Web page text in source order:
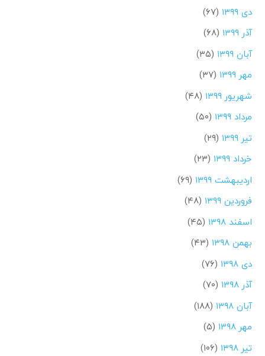
دی ۱۳۹۹
(۶۷)
آذر ۱۳۹۹
(۶۸)
آبان ۱۳۹۹
(۳۵)
مهر ۱۳۹۹
(۳۷)
شهریور ۱۳۹۹
(۴۸)
مرداد ۱۳۹۹
(۵۰)
تیر ۱۳۹۹
(۲۹)
خرداد ۱۳۹۹
(۲۳)
اردیبهشت ۱۳۹۹
(۶۹)
فروردین ۱۳۹۹
(۴۸)
اسفند ۱۳۹۸
(۴۵)
بهمن ۱۳۹۸
(۴۳)
دی ۱۳۹۸
(۷۶)
آذر ۱۳۹۸
(۷۰)
آبان ۱۳۹۸
(۱۸۸)
مهر ۱۳۹۸
(۵)
تیر ۱۳۹۸
(۱۰۶)